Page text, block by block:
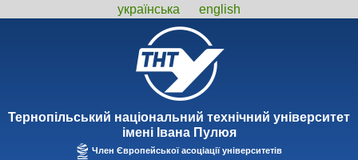
українська english
Тернопiльський національний технiчний унiверситет
iменi Iвана Пулюя
Член Європейської асоціації університетів